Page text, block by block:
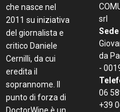
che nasce nel
2011 su iniziativa
del giornalista e
critico Daniele
Cernilli, da cui
eredita il
soprannome. Il
punto di forza di
srl
da
-
06
+39